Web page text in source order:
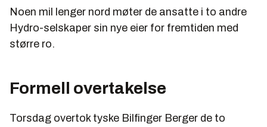
Noen mil lenger nord møter de ansatte i to andre
Hydro-selskaper sin nye eier for fremtiden med
større ro.
Formell overtakelse
Torsdag overtok tyske Bilfinger Berger de to